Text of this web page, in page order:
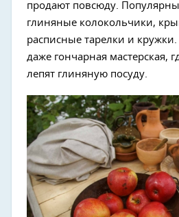
продают повсюду.
глиняные колокольчики,
расписные тарелки и кружки.
даже гончарная мастерская,
лепят глиняную посуду.